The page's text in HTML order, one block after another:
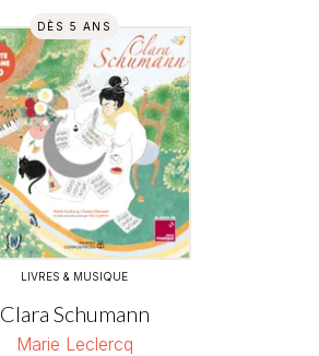
DÈS 5 ANS
LIVRES & MUSIQUE
Clara Schumann
Marie Leclercq